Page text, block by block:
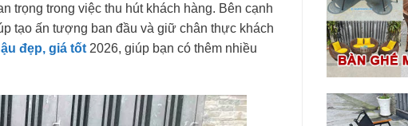
trọng trong việc thu hút khách hàng. Bên cạnh
tạo ấn tượng ban đầu và giữ chân thực khách
đẹp, giá tốt 2026, giúp bạn có thêm nhiều